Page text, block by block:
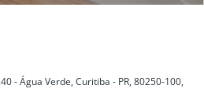
- Água Verde, Curitiba - PR, 80250-100,